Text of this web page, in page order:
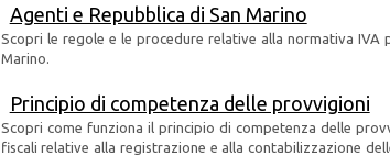
Agenti e Repubblica di San Marino
Scopri le regole e le procedure relative alla normativa IVA
Marino.
Principio di competenza delle provvigioni
Scopri come funziona il principio di competenza delle
fiscali relative alla registrazione e alla contabilizzazione